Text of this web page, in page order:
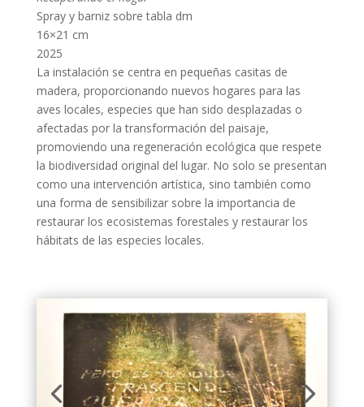
Spray y barniz sobre tabla dm
16×21 cm
2025
La instalación se centra en pequeñas casitas de
madera, proporcionando nuevos hogares para las
aves locales, especies que han sido desplazadas o
afectadas por la transformación del paisaje,
promoviendo una regeneración ecológica que respete
la biodiversidad original del lugar. No solo se presentan
como una intervención artística, sino también como
una forma de sensibilizar sobre la importancia de
restaurar los ecosistemas forestales y restaurar los
hábitats de las especies locales.